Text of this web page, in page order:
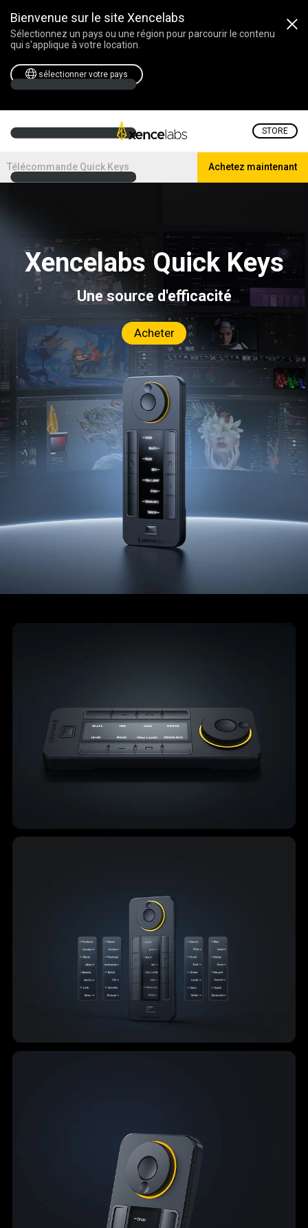
Bienvenue sur le site Xencelabs
Sélectionnez un pays ou une région pour parcourir le contenu
qui s'applique à votre location.
sélectionner votre pays
STORE
Télécommande Quick Keys Achetez maintenant
Xencelabs Quick Keys
Une source d'efficacité
Acheter